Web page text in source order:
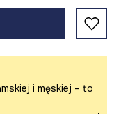
i męskiej – to